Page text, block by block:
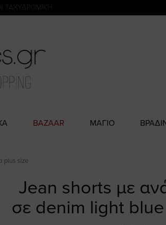
ΤΑΧΥΔΡΟΜΙΚΉ
BAZAAR ΜΑΓΙΟ
plus size
Jean shorts με
σε denim light